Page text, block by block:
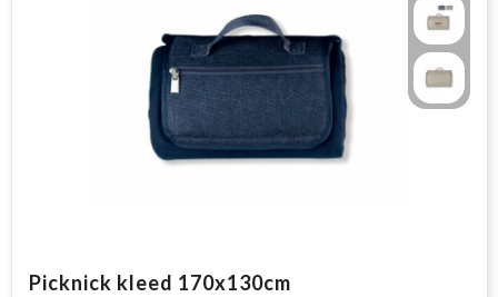
Picknick kleed 170x130cm